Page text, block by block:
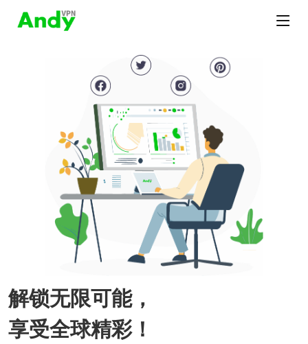
解锁无限可能，
享受全球精彩！